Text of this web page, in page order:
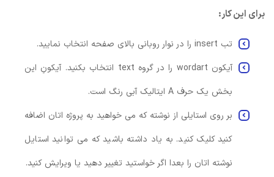
برای این کار:
تب insert را در نوار روبانی بالای صفحه انتخاب نمایید.
آیکون wordart را در گروه text انتخاب بکنید. آیکونِ این
بخش یک حرف A ایتالیک آبی رنگ است.
بر روی استایلی از نوشته که می خواهید به پروژه اتان اضافه
کنید کلیک کنید. به یاد داشته باشید که می توانید استایل
نوشته اتان را بعدا اگر خواستید تغییر دهید یا ویرایش کنید.